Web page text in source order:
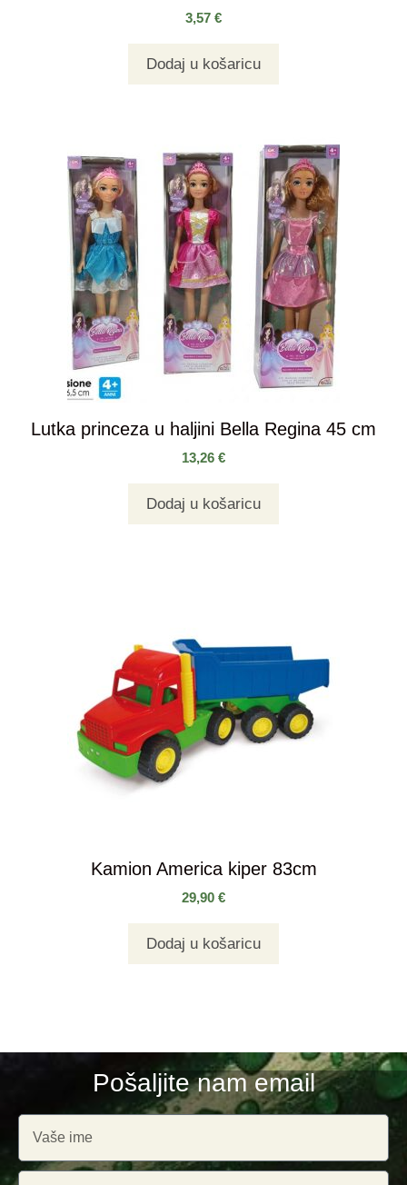
3,57 €
Dodaj u košaricu
Lutka princeza u haljini Bella Regina 45 cm
13,26 €
Dodaj u košaricu
Kamion America kiper 83cm
29,90 €
Dodaj u košaricu
Pošaljite nam email